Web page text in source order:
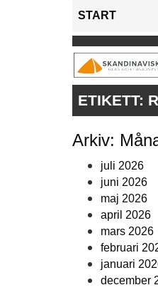
START
ETIKETT:
Arkiv:
juli 2026
juni 2026
maj 2026
april 2026
mars 2026
februari
januari
december